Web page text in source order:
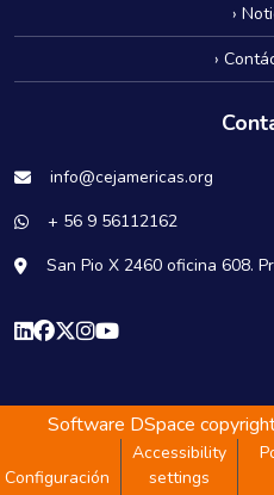
›
›
info@cejamericas.org
+ 56 9 56112162
San Pio X 2460 oficina 608.
Software DSpace
Configuración
Accessibility
settings